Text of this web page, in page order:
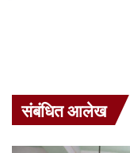
संबंधित आलेख